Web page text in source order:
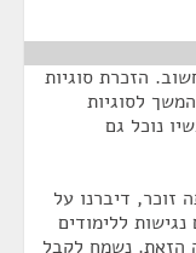
הזכרת סוגיות
לסוגיות
נוכל גם
זוכר, דיברנו על
להם נגישות ללימודים
הזאת. נשמח לקבל